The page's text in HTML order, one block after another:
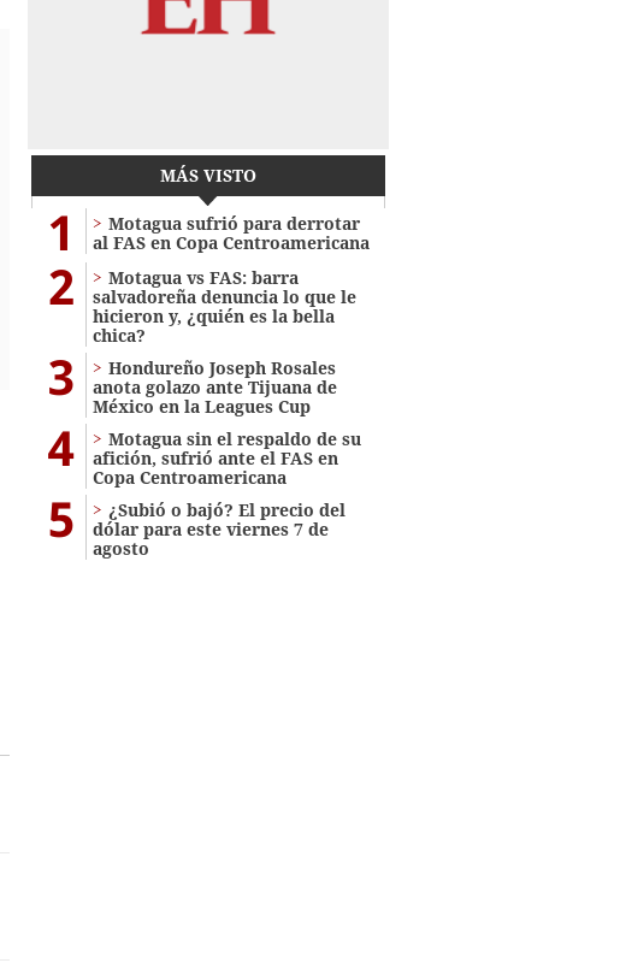
MÁS VISTO
1
Motagua sufrió para derrotar
al FAS en Copa Centroamericana
2
Motagua vs FAS: barra
salvadoreña denuncia lo que le
hicieron y, ¿quién es la bella
chica?
3
Hondureño Joseph Rosales
anota golazo ante Tijuana de
México en la Leagues Cup
4
Motagua sin el respaldo de su
afición, sufrió ante el FAS en
Copa Centroamericana
5
¿Subió o bajó? El precio del
dólar para este viernes 7 de
agosto